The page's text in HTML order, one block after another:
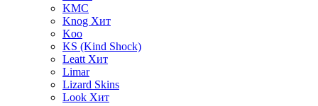
KMC
Knog Хит
Koo
KS (Kind Shock)
Leatt Хит
Limar
Lizard Skins
Look Хит